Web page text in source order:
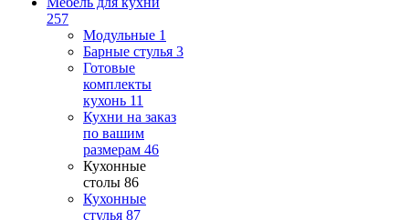
257
Модульные 1
Барные стулья 3
Готовые
комплекты
кухонь 11
Кухни на заказ
по вашим
размерам 46
Кухонные
столы 86
Кухонные
стулья 87